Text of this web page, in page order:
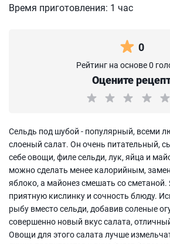
Время приготовления: 1 час
0
Рейтинг на основе 0
Оцените
Сельдь под шубой - популярный, всеми
слоеный салат. Он очень питательный,
себе овощи, филе сельди, лук, яйца и
можно сделать менее калорийным,
яблоко, а майонез смешать со
приятную кислинку и сочность блюду.
рыбу вместо сельди, добавив соленые
совершенно новый вкус салата,
Овощи для этого салата лучше